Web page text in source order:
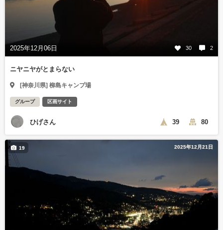
2025年12月06日 30 2
ニヤニヤがとまらない
[神奈川県] 柳島キャンプ場
グループ 区画サイト
ひげさん 39 80
2025年12月21日
19